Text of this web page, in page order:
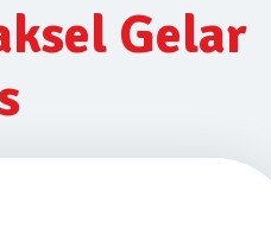
Gelar